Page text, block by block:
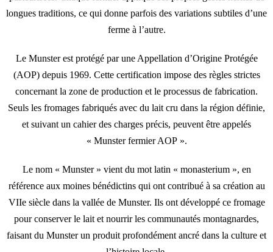
longues traditions, ce qui donne parfois des variations subtiles d’une
ferme à l’autre.
Le Munster est protégé par une Appellation d’Origine Protégée
(AOP) depuis 1969. Cette certification impose des règles strictes
concernant la zone de production et le processus de fabrication.
Seuls les fromages fabriqués avec du lait cru dans la région définie,
et suivant un cahier des charges précis, peuvent être appelés
« Munster fermier AOP ».
Le nom « Munster » vient du mot latin « monasterium », en
référence aux moines bénédictins qui ont contribué à sa création au
VIIe siècle dans la vallée de Munster. Ils ont développé ce fromage
pour conserver le lait et nourrir les communautés montagnardes,
faisant du Munster un produit profondément ancré dans la culture et